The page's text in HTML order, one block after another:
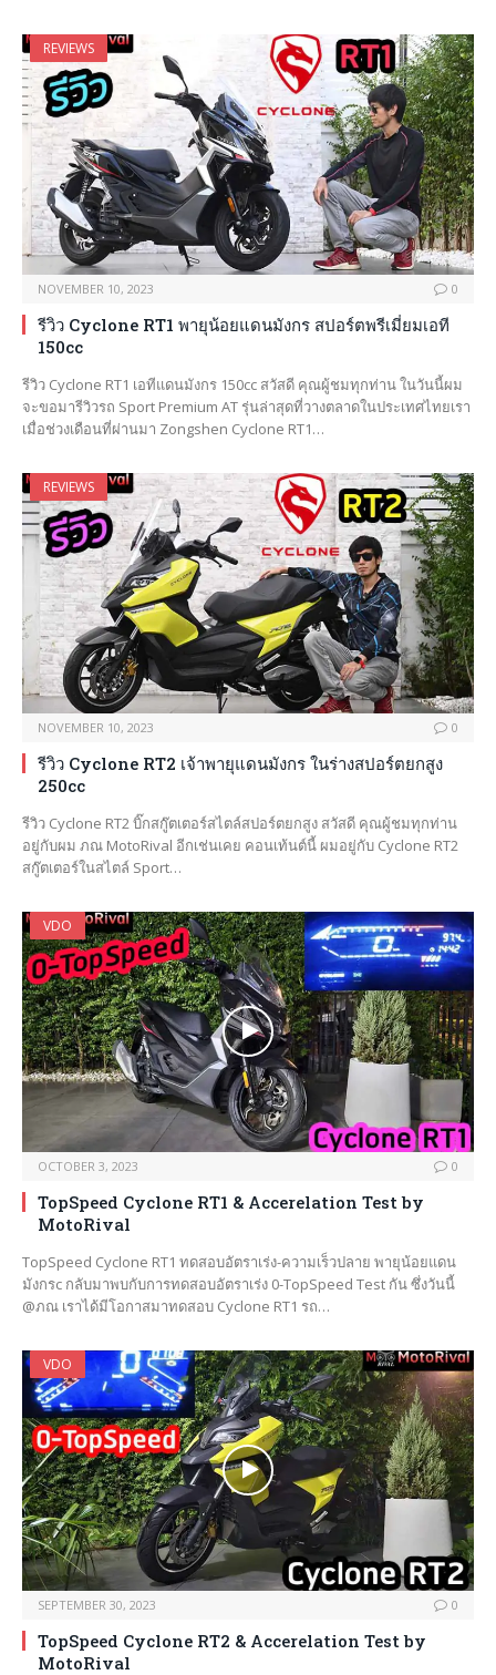
REVIEWS
NOVEMBER 10, 2023 0
รีวิว Cyclone RT1 พายุน้อยแดนมังกร สปอร์ตพรีเมี่ยมเอที
150cc
รีวิว Cyclone RT1 เอทีแดนมังกร 150cc สวัสดี คุณผู้ชมทุกท่าน ในวันนี้ผม
จะขอมารีวิวรถ Sport Premium AT รุ่นล่าสุดที่วางตลาดในประเทศไทยเรา
เมื่อช่วงเดือนที่ผ่านมา Zongshen Cyclone RT1…
REVIEWS
NOVEMBER 10, 2023 0
รีวิว Cyclone RT2 เจ้าพายุแดนมังกร ในร่างสปอร์ตยกสูง
250cc
รีวิว Cyclone RT2 บิ๊กสกู๊ตเตอร์สไตล์สปอร์ตยกสูง สวัสดี คุณผู้ชมทุกท่าน
อยู่กับผม ภณ MotoRival อีกเช่นเคย คอนเท้นต์นี้ ผมอยู่กับ Cyclone RT2
สกู๊ตเตอร์ในสไตล์ Sport…
VDO
OCTOBER 3, 2023 0
TopSpeed Cyclone RT1 & Accerelation Test by
MotoRival
TopSpeed Cyclone RT1 ทดสอบอัตราเร่ง-ความเร็วปลาย พายุน้อยแดน
มังกรc กลับมาพบกับการทดสอบอัตราเร่ง 0-TopSpeed Test กัน ซึ่งวันนี้
@ภณ เราได้มีโอกาสมาทดสอบ Cyclone RT1 รถ…
VDO
SEPTEMBER 30, 2023 0
TopSpeed Cyclone RT2 & Accerelation Test by
MotoRival